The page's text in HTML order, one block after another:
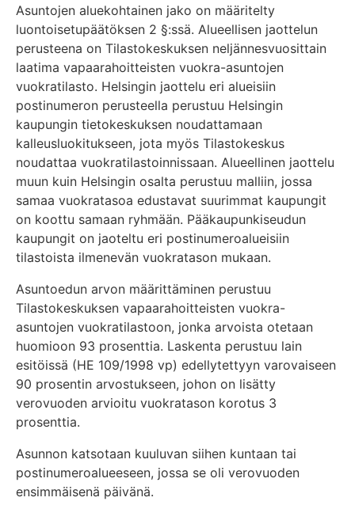
Asuntojen aluekohtainen jako on määritelty
luontoisetupäätöksen 2 §:ssä. Alueellisen jaottelun
perusteena on Tilastokeskuksen neljännesvuosittain
laatima vapaarahoitteisten vuokra-asuntojen
vuokratilasto. Helsingin jaottelu eri alueisiin
postinumeron perusteella perustuu Helsingin
kaupungin tietokeskuksen noudattamaan
kalleusluokitukseen, jota myös Tilastokeskus
noudattaa vuokratilastoinnissaan. Alueellinen jaottelu
muun kuin Helsingin osalta perustuu malliin, jossa
samaa vuokratasoa edustavat suurimmat kaupungit
on koottu samaan ryhmään. Pääkaupunkiseudun
kaupungit on jaoteltu eri postinumeroalueisiin
tilastoista ilmenevän vuokratason mukaan.
Asuntoedun arvon määrittäminen perustuu
Tilastokeskuksen vapaarahoitteisten vuokra-
asuntojen vuokratilastoon, jonka arvoista otetaan
huomioon 93 prosenttia. Laskenta perustuu lain
esitöissä (HE 109/1998 vp) edellytettyyn varovaiseen
90 prosentin arvostukseen, johon on lisätty
verovuoden arvioitu vuokratason korotus 3
prosenttia.
Asunnon katsotaan kuuluvan siihen kuntaan tai
postinumeroalueeseen, jossa se oli verovuoden
ensimmäisenä päivänä.